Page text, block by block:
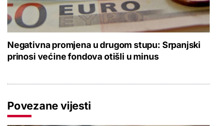
Negativna promjena u drugom stupu: Srpanjski
prinosi većine fondova otišli u minus
Povezane vijesti